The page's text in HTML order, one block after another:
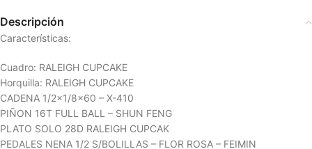
Descripción
Características:
Cuadro: RALEIGH CUPCAKE
Horquilla: RALEIGH CUPCAKE
CADENA 1/2×1/8×60 – X-410
PIÑON 16T FULL BALL – SHUN FENG
PLATO SOLO 28D RALEIGH CUPCAK
PEDALES NENA 1/2 S/BOLILLAS – FLOR ROSA – FEIMIN